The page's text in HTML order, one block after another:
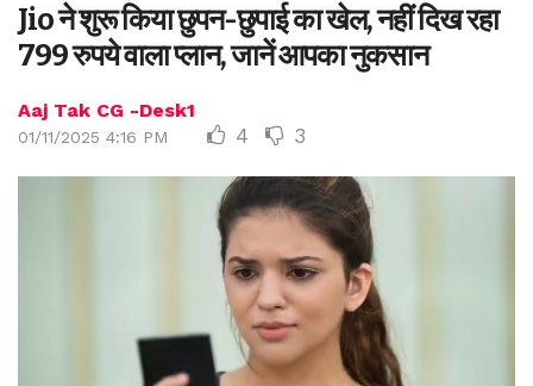
Jio ने शुरू क‍िया छुपन-छुपाई का खेल, नहीं दिख रहा
799 रुपये वाला प्‍लान, जानें आपका नुकसान
Aaj Tak CG -Desk1
01/11/2025 4:16 PM 4 3